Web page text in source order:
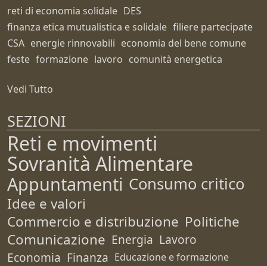
reti di economia solidale DES
finanza etica mutualistica e solidale filiere partecipate
CSA energie rinnovabili economia del bene comune
feste formazione lavoro comunità energetica
Vedi Tutto
SEZIONI
Reti e movimenti
Sovranità Alimentare
Appuntamenti Consumo critico
Idee e valori
Commercio e distribuzione Politiche
Comunicazione Energia Lavoro
Economia Finanza Educazione e formazione